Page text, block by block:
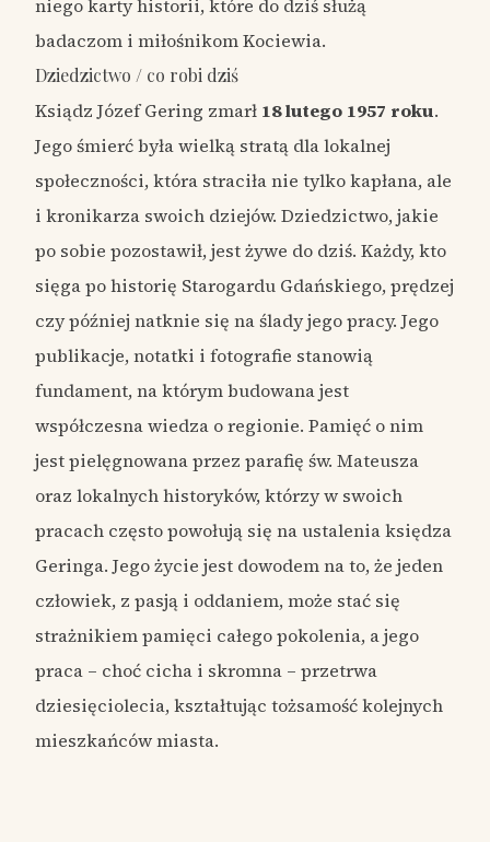
niego karty historii, które do dziś służą
badaczom i miłośnikom Kociewia.
Dziedzictwo / co robi dziś
Ksiądz Józef Gering zmarł 18 lutego 1957 roku.
Jego śmierć była wielką stratą dla lokalnej
społeczności, która straciła nie tylko kapłana, ale
i kronikarza swoich dziejów. Dziedzictwo, jakie
po sobie pozostawił, jest żywe do dziś. Każdy, kto
sięga po historię Starogardu Gdańskiego, prędzej
czy później natknie się na ślady jego pracy. Jego
publikacje, notatki i fotografie stanowią
fundament, na którym budowana jest
współczesna wiedza o regionie. Pamięć o nim
jest pielęgnowana przez parafię św. Mateusza
oraz lokalnych historyków, którzy w swoich
pracach często powołują się na ustalenia księdza
Geringa. Jego życie jest dowodem na to, że jeden
człowiek, z pasją i oddaniem, może stać się
strażnikiem pamięci całego pokolenia, a jego
praca – choć cicha i skromna – przetrwa
dziesięciolecia, kształtując tożsamość kolejnych
mieszkańców miasta.